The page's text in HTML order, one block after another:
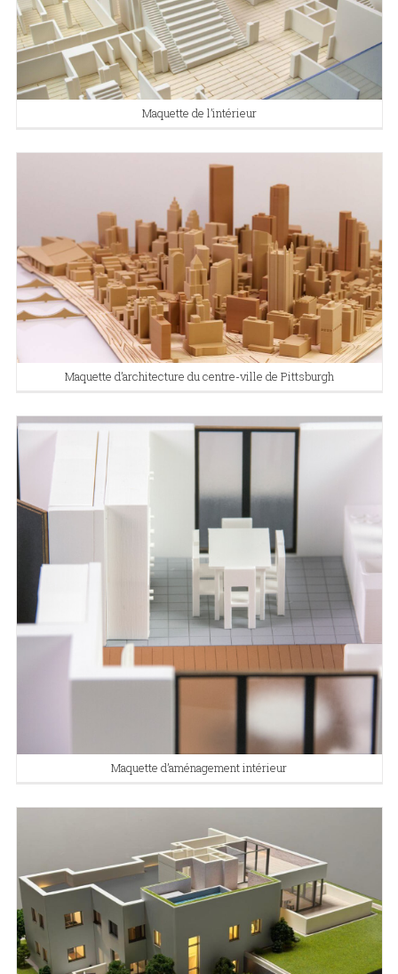
Maquette de l’intérieur
Maquette d’architecture du centre-ville de Pittsburgh
Maquette d’aménagement intérieur